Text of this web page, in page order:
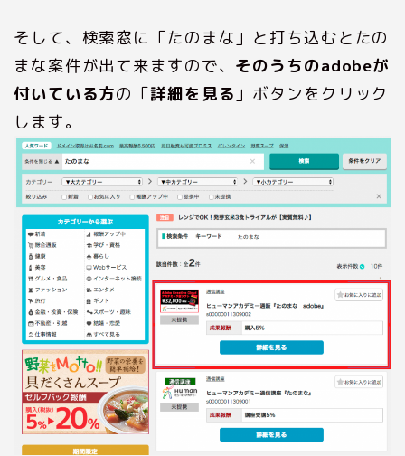
そして、検索窓に「たのまな」と打ち込むとたの
まな案件が出て来ますので、 そのうちのadobeが
付いている方の「詳細を見る」ボタンをクリック
します。